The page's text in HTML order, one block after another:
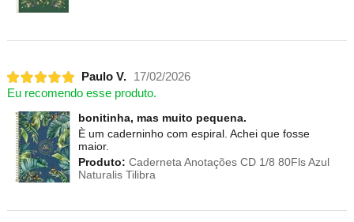
Paulo V.
17/02/2026
Eu recomendo esse produto.
bonitinha, mas muito pequena.
È um caderninho com espiral. Achei que fosse
maior.
Produto: Caderneta Anotações CD 1/8 80Fls Azul
Naturalis Tilibra